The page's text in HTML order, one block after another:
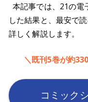
本記事では、21の電
した結果と、最安で
詳しく解説します。
＼既刊5巻が約
コミック